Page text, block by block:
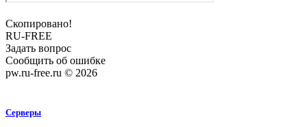
Скопировано!
RU-FREE
Задать вопрос
Сообщить об ошибке
pw.ru-free.ru © 2026
Серверы